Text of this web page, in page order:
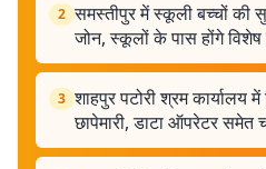
2 समस्तीपुर में स्कूली बच्चों की
जोन, स्कूलों के पास होंगे विशेष
3 शाहपुर पटोरी श्रम कार्यालय
छापेमारी, डाटा ऑपरेटर समेत